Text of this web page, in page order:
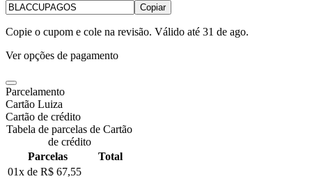
Copiar
Copie o cupom e cole na revisão. Válido até 31 de ago.
Ver opções de pagamento
Parcelamento
Cartão Luiza
Cartão de crédito
Tabela de parcelas de Cartão
de crédito
Parcelas
Total
01x de R$ 67,55